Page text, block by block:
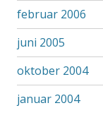
februar 2006
juni 2005
oktober 2004
januar 2004